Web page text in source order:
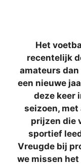
Het
recentelijk
amateurs
een nieuwe
deze keer
seizoen, met
prijzen die
sportief
Vreugde bij
we missen